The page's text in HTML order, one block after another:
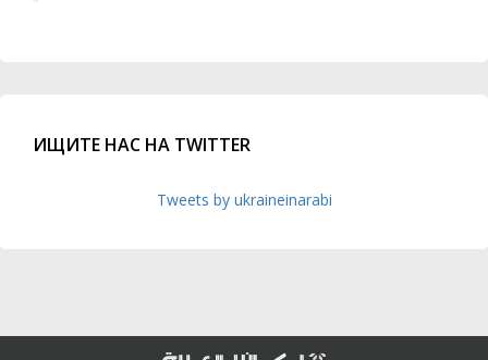
ИЩИТЕ НАС НА TWITTER
Tweets by ukraineinarabi